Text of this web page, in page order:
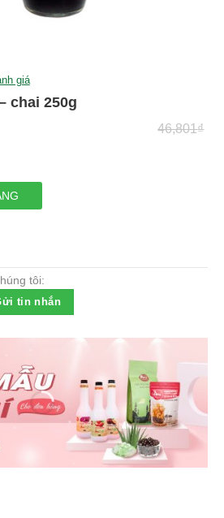
giá
chai 250g
46,801₫
tôi:
tin nhắn